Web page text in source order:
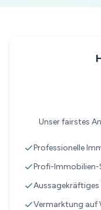
Unser fairstes
Professionelle
Profi-
Aussagekräftiges
Vermarktung auf